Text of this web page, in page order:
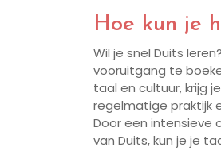
Hoe kun je
Wil je snel Duits
vooruitgang te
taal en cultuur, krijg
regelmatige praktijk
Door een intensieve
van Duits, kun je je